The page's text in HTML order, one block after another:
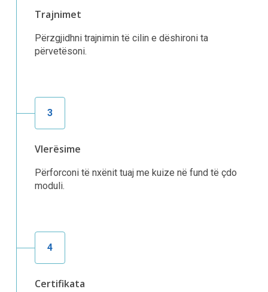
Trajnimet
Përzgjidhni trajnimin të cilin e dëshironi ta
përvetësoni.
3
Vlerësime
Përforconi të nxënit tuaj me kuize në fund të çdo
moduli.
4
Certifikata